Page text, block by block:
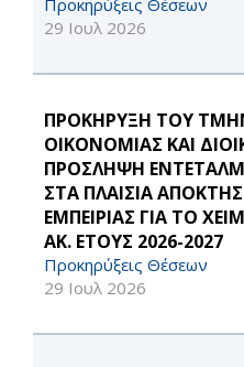
Προκηρύξεις Θέσεων
29 Ιουλ 2026
ΠΡΟΚΗΡΥΞΗ ΤΟΥ
ΟΙΚΟΝΟΜΙΑΣ ΚΑΙ
ΠΡΟΣΛΗΨΗ
ΣΤΑ ΠΛΑΙΣΙΑ
ΕΜΠΕΙΡΙΑΣ ΓΙΑ ΤΟ
ΑΚ. ΕΤΟΥΣ 2026-2027
Προκηρύξεις Θέσεων
29 Ιουλ 2026